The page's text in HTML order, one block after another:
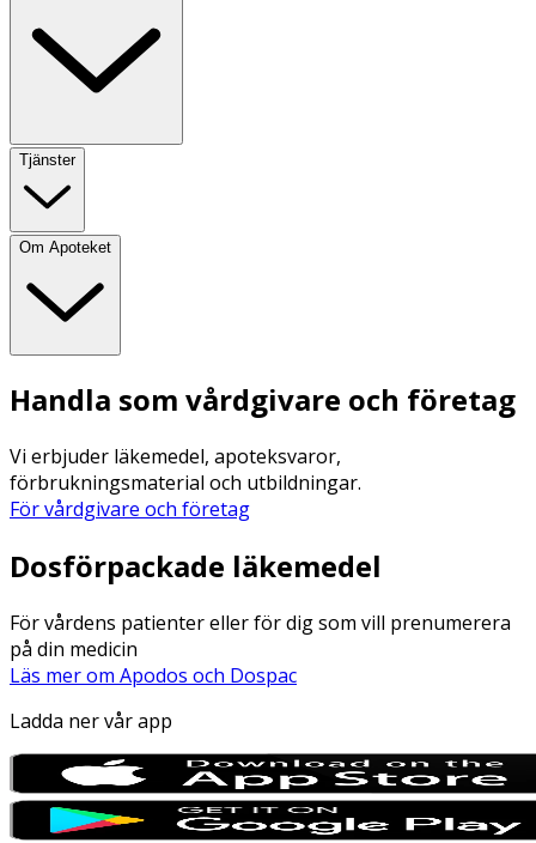
Tjänster
Om Apoteket
Handla som vårdgivare och företag
Vi erbjuder läkemedel, apoteksvaror,
förbrukningsmaterial och utbildningar.
För vårdgivare och företag
Dosförpackade läkemedel
För vårdens patienter eller för dig som vill prenumerera
på din medicin
Läs mer om Apodos och Dospac
Ladda ner vår app